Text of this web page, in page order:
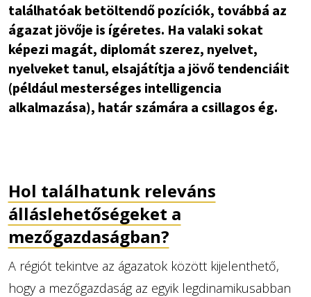
találhatóak betöltendő pozíciók, továbbá az
ágazat jövője is ígéretes. Ha valaki sokat
képezi magát, diplomát szerez, nyelvet,
nyelveket tanul, elsajátítja a jövő tendenciáit
(például mesterséges intelligencia
alkalmazása), határ számára a csillagos ég.
Hol találhatunk releváns
álláslehetőségeket a
mezőgazdaságban?
A régiót tekintve az ágazatok között kijelenthető,
hogy a mezőgazdaság az egyik legdinamikusabban